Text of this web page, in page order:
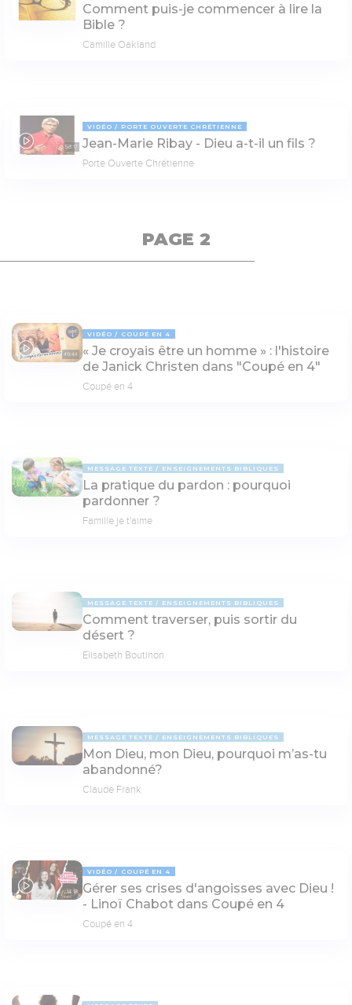
Comment puis-je commencer à lire la
Bible ?
Camille Oakland
53:17
VIDÉO PORTE OUVERTE CHRÉTIENNE
Jean-Marie Ribay - Dieu a-t-il un fils ?
Porte Ouverte Chrétienne
PAGE 2
49:44
VIDÉO COUPÉ EN 4
« Je croyais être un homme » : l'histoire
de Janick Christen dans "Coupé en 4"
Coupé en 4
MESSAGE TEXTE ENSEIGNEMENTS BIBLIQUES
La pratique du pardon : pourquoi
pardonner ?
Famille je t'aime
MESSAGE TEXTE ENSEIGNEMENTS BIBLIQUES
Comment traverser, puis sortir du
désert ?
Elisabeth Boutinon
MESSAGE TEXTE ENSEIGNEMENTS BIBLIQUES
Mon Dieu, mon Dieu, pourquoi m’as-tu
abandonné?
Claude Frank
14:16
VIDÉO COUPÉ EN 4
Gérer ses crises d'angoisses avec Dieu !
- Linoï Chabot dans Coupé en 4
Coupé en 4